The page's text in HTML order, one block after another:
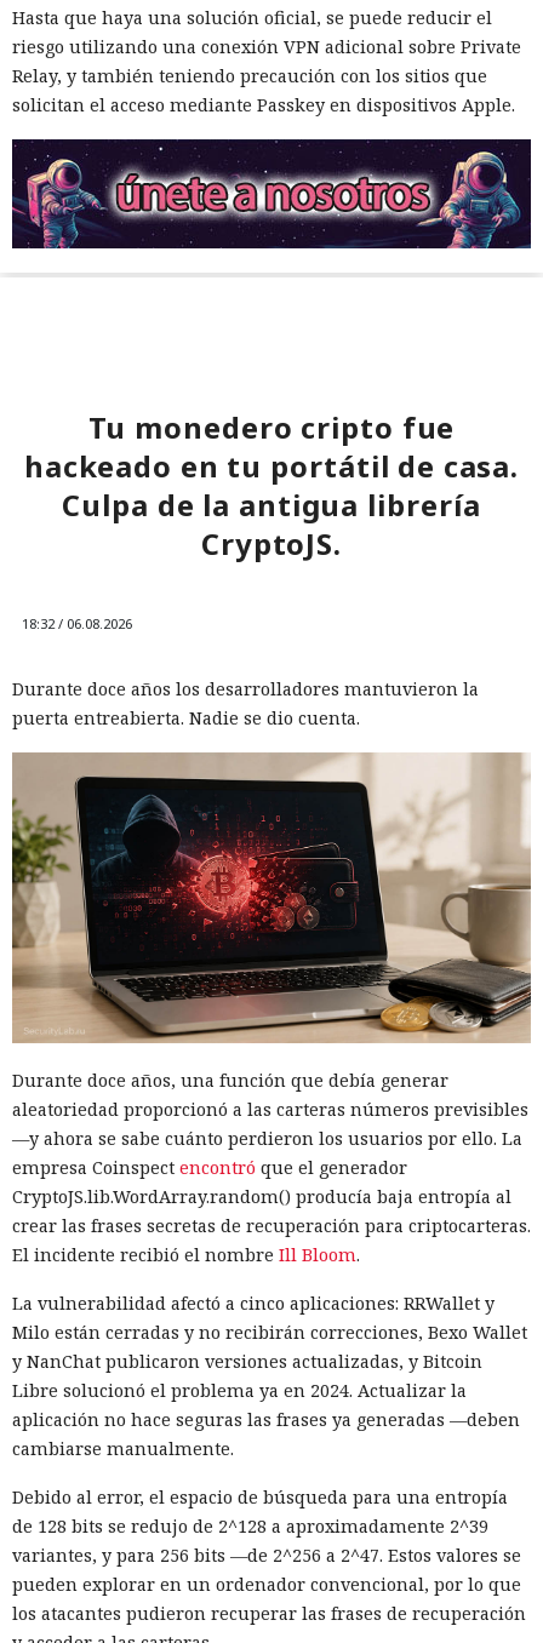
Hasta que haya una solución oficial, se puede reducir el
riesgo utilizando una conexión VPN adicional sobre Private
Relay, y también teniendo precaución con los sitios que
solicitan el acceso mediante Passkey en dispositivos Apple.
Tu monedero cripto fue
hackeado en tu portátil de casa.
Culpa de la antigua librería
CryptoJS.
18:32 / 06.08.2026
Durante doce años los desarrolladores mantuvieron la
puerta entreabierta. Nadie se dio cuenta.
Durante doce años, una función que debía generar
aleatoriedad proporcionó a las carteras números previsibles
—y ahora se sabe cuánto perdieron los usuarios por ello. La
empresa Coinspect encontró que el generador
CryptoJS.lib.WordArray.random() producía baja entropía al
crear las frases secretas de recuperación para criptocarteras.
El incidente recibió el nombre Ill Bloom.
La vulnerabilidad afectó a cinco aplicaciones: RRWallet y
Milo están cerradas y no recibirán correcciones, Bexo Wallet
y NanChat publicaron versiones actualizadas, y Bitcoin
Libre solucionó el problema ya en 2024. Actualizar la
aplicación no hace seguras las frases ya generadas —deben
cambiarse manualmente.
Debido al error, el espacio de búsqueda para una entropía
de 128 bits se redujo de 2^128 a aproximadamente 2^39
variantes, y para 256 bits —de 2^256 a 2^47. Estos valores se
pueden explorar en un ordenador convencional, por lo que
los atacantes pudieron recuperar las frases de recuperación